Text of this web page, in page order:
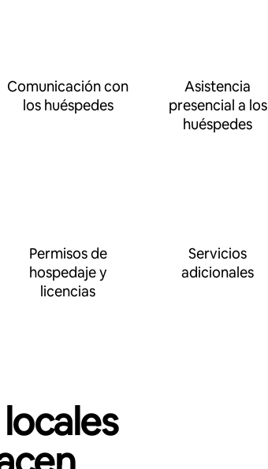
Comunicación con
los huéspedes
Asistencia
presencial a los
huéspedes
Permisos de
hospedaje y
licencias
Servicios
adicionales